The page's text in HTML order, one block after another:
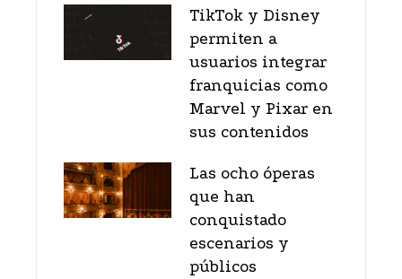
TikTok y Disney
permiten a
usuarios integrar
franquicias como
Marvel y Pixar en
sus contenidos
Las ocho óperas
que han
conquistado
escenarios y
públicos